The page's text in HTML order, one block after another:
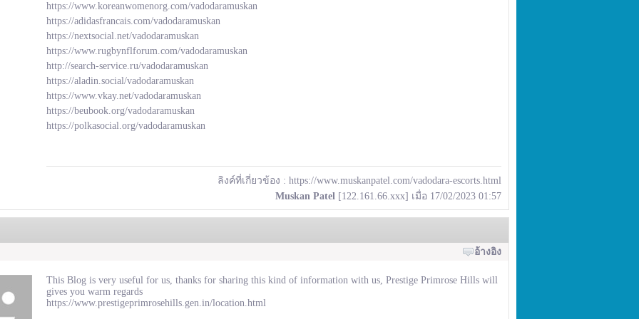
https://www.koreanwomenorg.com/vadodaramuskan
https://adidasfrancais.com/vadodaramuskan
https://nextsocial.net/vadodaramuskan
https://www.rugbynflforum.com/vadodaramuskan
http://search-service.ru/vadodaramuskan
https://aladin.social/vadodaramuskan
https://www.vkay.net/vadodaramuskan
https://beubook.org/vadodaramuskan
https://polkasocial.org/vadodaramuskan
ลิงค์ที่เกี่ยวข้อง : https://www.muskanpatel.com/vadodara-escorts.html
Muskan Patel [122.161.66.xxx] เมื่อ 17/02/2023 01:57
อ้างอิง
This Blog is very useful for us, thanks for sharing this kind of information with us, Prestige Primrose Hills will
gives you warm regards
https://www.prestigeprimrosehills.gen.in/location.html